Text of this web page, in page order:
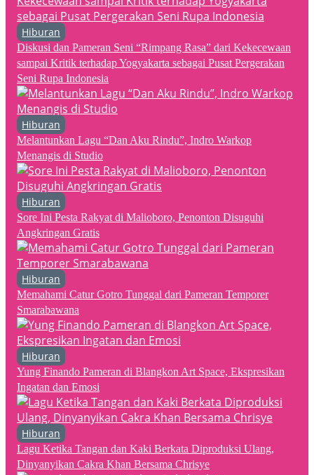
Hiburan
Diskusi dan Pameran Seni “Rimpang Rasa” dari Kekecewaan
sampai Kritik terhadap Yogyakarta sebagai Pusat Pergerakan
Seni Rupa Indonesia
Hiburan
Melantunkan Lagu “Dan Aku Rindu”, Indro Warkop
Menangis di Studio
Hiburan
Sore Ini Pesta Rakyat di Malioboro, Penonton Disuguhi
Angkringan Gratis
Hiburan
Memahami Catur Gotro Tunggal dari Pameran Temporer
Smarabawana
Hiburan
Yung Finando Pameran di Blangkon Art Space, Ekspresikan
Ingatan dan Emosi
Hiburan
Lagu Ketika Tangan dan Kaki Berkata Diproduksi Ulang,
Dinyanyikan Cakra Khan Bersama Chrisye